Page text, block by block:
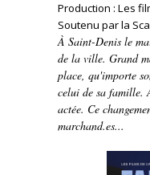
Production : Les
Soutenu par la
À Saint-Denis le
de la ville. Grand
place, qu'importe
celui de sa famille.
actée. Ce
marchand.es...